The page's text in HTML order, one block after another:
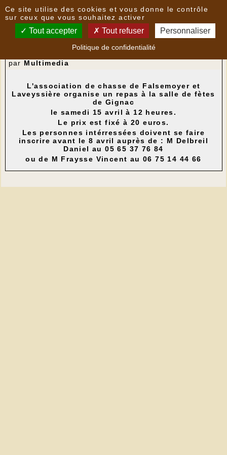
Nouvelles
Repas de chasse de l'Association de chasse de
par Multimedia
L'association de chasse de Falsemoyer et
Laveyssière organise un repas à la salle de fètes
de Gignac
le samedi 15 avril à 12 heures.
Le prix est fixé à 20 euros.
Les personnes intérressées doivent se faire
inscrire avant le 8 avril auprès de : M Delbreil
Daniel au 05 65 37 76 84
ou de M Fraysse Vincent au 06 75 14 44 66
Ce site utilise des cookies et vous donne le contrôle
sur ceux que vous souhaitez activer
Tout accepter Tout refuser Personnaliser
Politique de confidentialité